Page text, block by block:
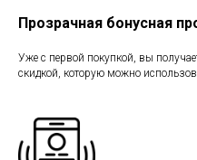
Прозрачная бонусная
Уже с первой покупкой, вы
скидкой, которую можно